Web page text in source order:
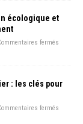
écologique et
fermés
: les clés pour
fermés